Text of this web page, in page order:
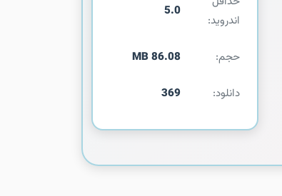
اندروید:
5.0
حجم: 86.08 MB
دانلود: 369